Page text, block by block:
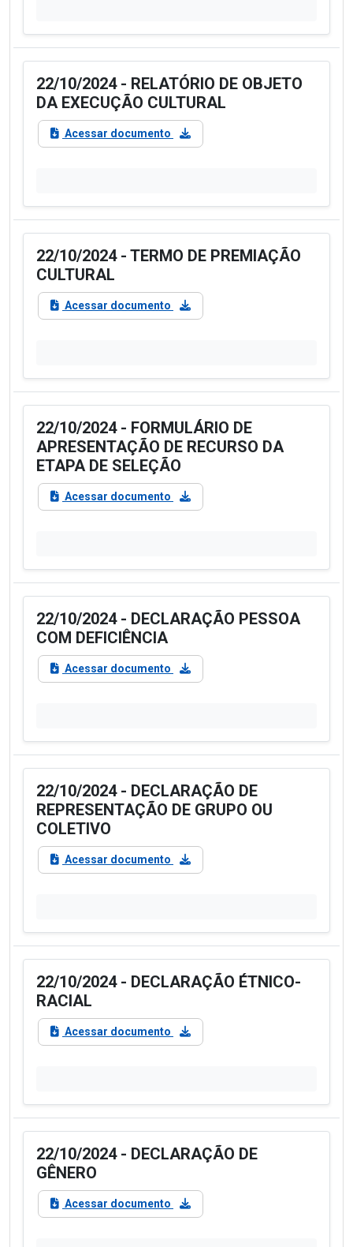
22/10/2024 - RELATÓRIO DE OBJETO
DA EXECUÇÃO CULTURAL
Acessar documento
22/10/2024 - TERMO DE PREMIAÇÃO
CULTURAL
Acessar documento
22/10/2024 - FORMULÁRIO DE
APRESENTAÇÃO DE RECURSO DA
ETAPA DE SELEÇÃO
Acessar documento
22/10/2024 - DECLARAÇÃO PESSOA
COM DEFICIÊNCIA
Acessar documento
22/10/2024 - DECLARAÇÃO DE
REPRESENTAÇÃO DE GRUPO OU
COLETIVO
Acessar documento
22/10/2024 - DECLARAÇÃO ÉTNICO-
RACIAL
Acessar documento
22/10/2024 - DECLARAÇÃO DE
GÊNERO
Acessar documento